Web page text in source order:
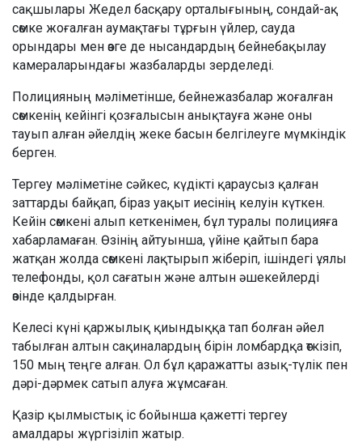
сақшылары Жедел басқару орталығының, сондай-ақ
сөмке жоғалған аумақтағы тұрғын үйлер, сауда
орындары мен өзге де нысандардың бейнебақылау
камераларындағы жазбаларды зерделеді.
Полицияның мәліметінше, бейнежазбалар жоғалған
сөмкенің кейінгі қозғалысын анықтауға және оны
тауып алған әйелдің жеке басын белгілеуге мүмкіндік
берген.
Тергеу мәліметіне сәйкес, күдікті қараусыз қалған
заттарды байқап, біраз уақыт иесінің келуін күткен.
Кейін сөмкені алып кеткенімен, бұл туралы полицияға
хабарламаған. Өзінің айтуынша, үйіне қайтып бара
жатқан жолда сөмкені лақтырып жіберіп, ішіндегі ұялы
телефонды, қол сағатын және алтын әшекейлерді
өзінде қалдырған.
Келесі күні қаржылық қиындыққа тап болған әйел
табылған алтын сақиналардың бірін ломбардқа өткізіп,
150 мың теңге алған. Ол бұл қаражатты азық-түлік пен
дәрі-дәрмек сатып алуға жұмсаған.
Қазір қылмыстық іс бойынша қажетті тергеу
амалдары жүргізіліп жатыр.